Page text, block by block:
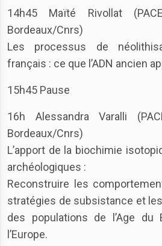
14h45 Maïté Rivollat
Bordeaux/Cnrs)
Les processus de
français : ce que l’ADN ancien
15h45 Pause
16h Alessandra Varalli
Bordeaux/Cnrs)
L’apport de la biochimie
archéologiques :
Reconstruire les
stratégies de subsistance et
des populations de l’Age
l’Europe.